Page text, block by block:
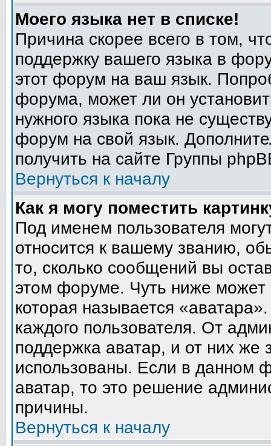
Моего языка нет в списке!
Причина скорее всего в том,
поддержку вашего языка в
этот форум на ваш язык.
форума, может ли он
нужного языка пока не
форум на свой язык.
получить на сайте Группы
Вернуться к началу
Как я могу поместить
Под именем пользователя
относится к вашему званию,
то, сколько сообщений вы
этом форуме. Чуть ниже может
которая называется
каждого пользователя. От
поддержка аватар, и от них же
использованы. Если в данном
аватар, то это решение
причины.
Вернуться к началу